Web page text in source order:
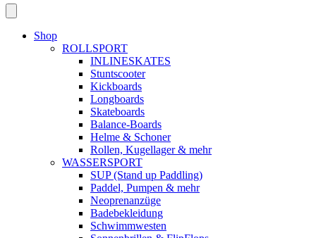
Shop
ROLLSPORT
INLINESKATES
Stuntscooter
Kickboards
Longboards
Skateboards
Balance-Boards
Helme & Schoner
Rollen, Kugellager & mehr
WASSERSPORT
SUP (Stand up Paddling)
Paddel, Pumpen & mehr
Neoprenanzüge
Badebekleidung
Schwimmwesten